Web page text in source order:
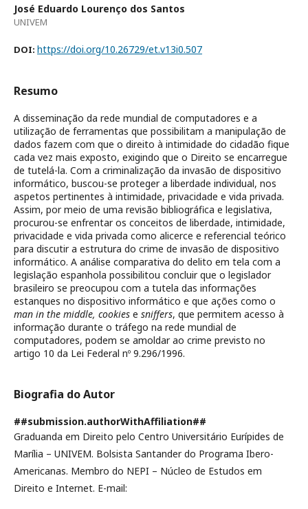
José Eduardo Lourenço dos Santos
UNIVEM
DOI: https://doi.org/10.26729/et.v13i0.507
Resumo
A disseminação da rede mundial de computadores e a
utilização de ferramentas que possibilitam a manipulação de
dados fazem com que o direito à intimidade do cidadão fique
cada vez mais exposto, exigindo que o Direito se encarregue
de tutelá-la. Com a criminalização da invasão de dispositivo
informático, buscou-se proteger a liberdade individual, nos
aspetos pertinentes à intimidade, privacidade e vida privada.
Assim, por meio de uma revisão bibliográfica e legislativa,
procurou-se enfrentar os conceitos de liberdade, intimidade,
privacidade e vida privada como alicerce e referencial teórico
para discutir a estrutura do crime de invasão de dispositivo
informático. A análise comparativa do delito em tela com a
legislação espanhola possibilitou concluir que o legislador
brasileiro se preocupou com a tutela das informações
estanques no dispositivo informático e que ações como o
man in the middle, cookies e sniffers, que permitem acesso à
informação durante o tráfego na rede mundial de
computadores, podem se amoldar ao crime previsto no
artigo 10 da Lei Federal nº 9.296/1996.
Biografia do Autor
##submission.authorWithAffiliation##
Graduanda em Direito pelo Centro Universitário Eurípides de
Marília – UNIVEM. Bolsista Santander do Programa Ibero-
Americanas. Membro do NEPI – Núcleo de Estudos em
Direito e Internet. E-mail: